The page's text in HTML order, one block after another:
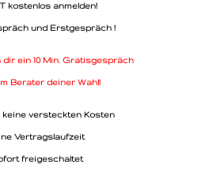
kostenlos anmelden!
und Erstgespräch !
ein 10 Min. Gratisgespräch
Berater deiner Wahl!
keine versteckten Kosten
Vertragslaufzeit
freigeschaltet